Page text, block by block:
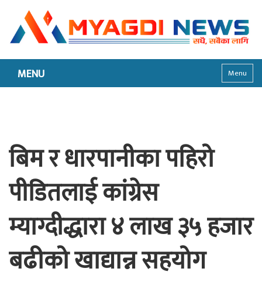
MENU Menu
बिम र धारपानीका पहिरो
पीडितलाई कांग्रेस
म्याग्दीद्धारा ४ लाख ३५ हजार
बढीको खाद्यान्न सहयोग